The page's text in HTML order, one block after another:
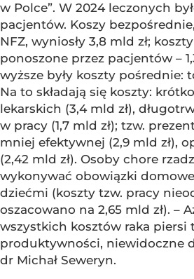
w Polce”. W 2024 leczonych
pacjentów. Koszy
NFZ, wyniosły 3,8 mld zł;
ponoszone przez pacjentów –
wyższe były koszty pośrednie:
Na to składają się koszty:
lekarskich (3,4 mld zł),
w pracy (1,7 mld zł); tzw.
mniej efektywnej (2,9 mld zł),
(2,42 mld zł). Osoby chore
wykonywać obowiązki
dziećmi (koszty tzw. pracy
oszacowano na 2,65 mld zł). –
wszystkich kosztów raka piersi
produktywności, niewidoczne
dr Michał Seweryn.